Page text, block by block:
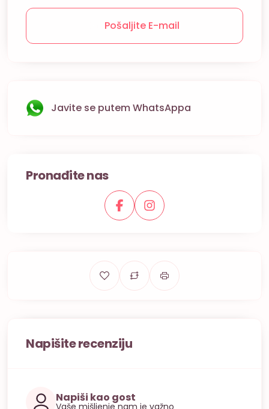
Pošaljite E-mail
Javite se putem WhatsAppa
Pronađite nas
Napišite recenziju
Napiši kao gost
Vaše mišljenje nam je važno